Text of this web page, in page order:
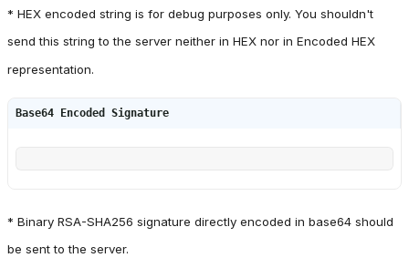
* HEX encoded string is for debug purposes only. You shouldn't
send this string to the server neither in HEX nor in Encoded HEX
representation.
Base64 Encoded Signature
* Binary RSA-SHA256 signature directly encoded in base64 should
be sent to the server.